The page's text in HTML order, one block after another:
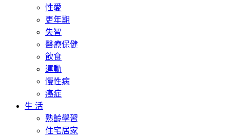
性愛
更年期
失智
醫療保健
飲食
運動
慢性病
癌症
生 活
熟齡學習
住宅居家